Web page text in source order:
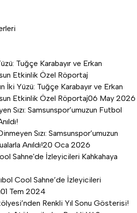
İki Yüzü: Tuğçe Karabayır ve Erkan
Etkinlik Özel Röportaj06 May 2026
Sızı: Samsunspor’umuzun
Anıldı!20 Oca 2026
Cool Sahne’de İzleyicileri
01 Tem 2024